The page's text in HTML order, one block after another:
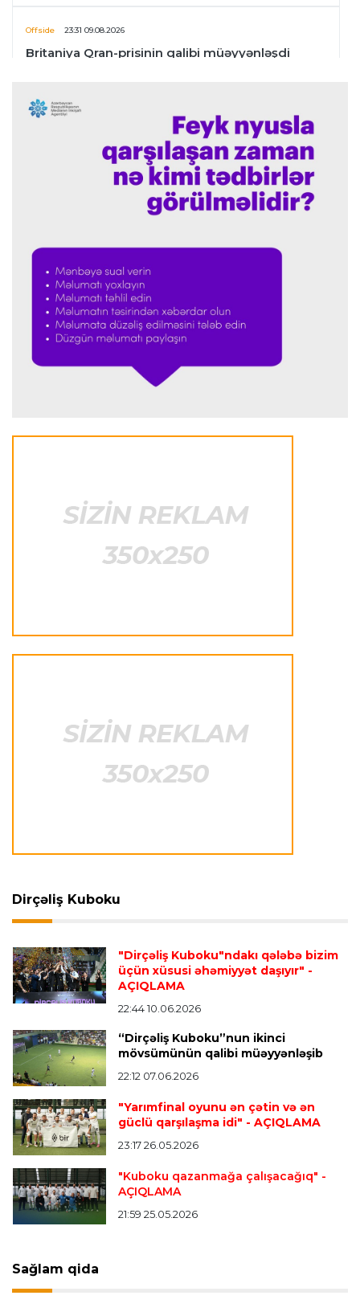
Offside 23:31 09.08.2026
Britaniya Qran-prisinin qalibi müəyyənləşdi
İngiltərə P.L.
Arteta “Arsenal”ın məğlubiyyətindən danışdı
“Portu” doğma meydanda qalib gəldi
Formula-1
Verstappen Niderland Qran-prisinin "Formula-
1"ə qayıdışından danışdı
Rassel “Mercedes”in uğurunun sirrini açıqladı
İtaliya S.A. 22:26 09.08.2026
pəncərəsinin bağlanması absurddur”
“Komo” “Çelsi”nin müdafiəçisini transfer etdi
22:10 09.08.2026
“Real”ın futbolçusu İngiltərəyə getməkdən
Offside 22:06 09.08.2026
Fransa millisinin müdafiəçisi PSJ-yə keçdi
İspaniya L.L. 21:58 09.08.2026
Mourinyodan Vinisiusla bağlı açıqlama - “Hələ
optimal formasında deyil”
Transfer 21:55 09.08.2026
“Mançester Yunayted” və “Çelsi” Premyer
Liqanın bombardirini istəyir
Transfer 21:49 09.08.2026
“Kristal Pelas” İsrail millisinin futbolçusunu
Dirçəliş Kuboku
"Dirçəliş Kuboku"ndakı qələbə bizim
üçün xüsusi əhəmiyyət daşıyır" -
AÇIQLAMA
22:44 10.06.2026
“Dirçəliş Kuboku”nun ikinci
mövsümünün qalibi müəyyənləşib
22:12 07.06.2026
"Yarımfinal oyunu ən çətin və ən
güclü qarşılaşma idi" - AÇIQLAMA
23:17 26.05.2026
"Kuboku qazanmağa çalışacağıq" -
AÇIQLAMA
21:59 25.05.2026
Sağlam qida